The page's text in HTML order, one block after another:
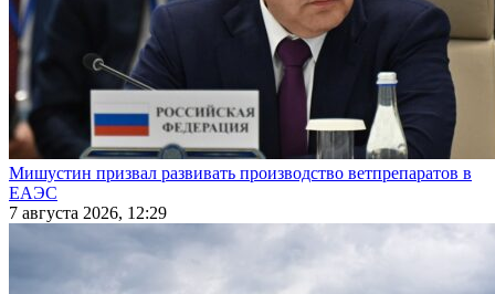
Мишустин призвал развивать производство ветпрепаратов в
ЕАЭС
7 августа 2026, 12:29